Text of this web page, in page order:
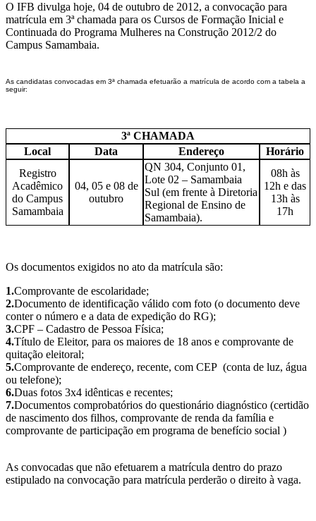
O IFB divulga hoje, 04 de outubro de 2012, a convocação para
matrícula em 3ª chamada para os Cursos de Formação Inicial e
Continuada do Programa Mulheres na Construção 2012/2 do
Campus Samambaia.
As candidatas convocadas em 3ª chamada efetuarão a matrícula de acordo com a tabela a
seguir:
3ª CHAMADA
Local
Data Endereço
Horário
Registro
Acadêmico
do Campus
Samambaia
04, 05 e 08 de
outubro
QN 304, Conjunto 01,
Lote 02 – Samambaia
Sul (em frente à Diretoria
Regional de Ensino de
Samambaia).
08h às
12h e das
13h às
17h
Os documentos exigidos no ato da matrícula são:
1.Comprovante de escolaridade;
2.Documento de identificação válido com foto (o documento deve
conter o número e a data de expedição do RG);
3.CPF – Cadastro de Pessoa Física;
4.Título de Eleitor, para os maiores de 18 anos e comprovante de
quitação eleitoral;
5.Comprovante de endereço, recente, com CEP (conta de luz, água
ou telefone);
6.Duas fotos 3x4 idênticas e recentes;
7.Documentos comprobatórios do questionário diagnóstico (certidão
de nascimento dos filhos, comprovante de renda da família e
comprovante de participação em programa de benefício social )
As convocadas que não efetuarem a matrícula dentro do prazo
estipulado na convocação para matrícula perderão o direito à vaga.